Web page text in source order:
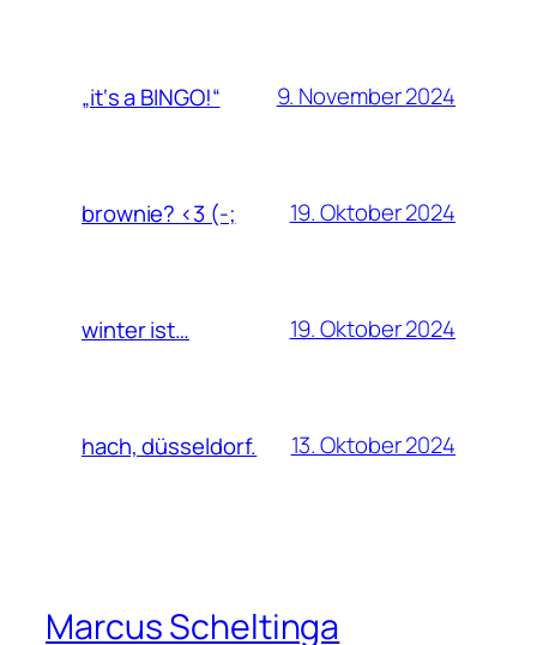
„it‘s a BINGO!“ 9. November 2024
brownie? <3 (-; 19. Oktober 2024
winter ist… 19. Oktober 2024
hach, düsseldorf. 13. Oktober 2024
Marcus Scheltinga